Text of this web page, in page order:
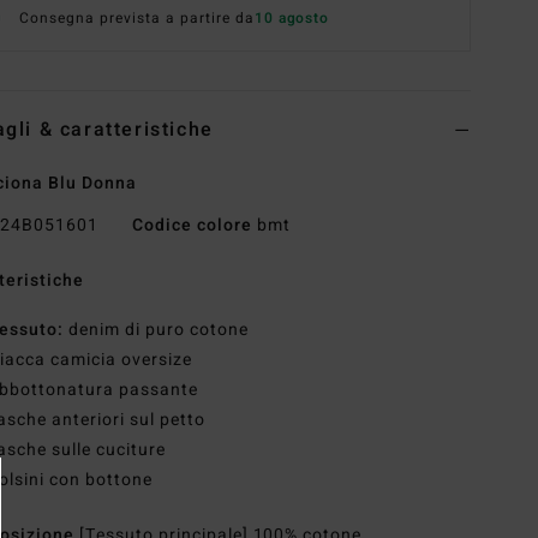
Consegna prevista a partire da10 agosto
& caratteristiche
Blu Donna
24B051601 Codice colore bmt
denim di puro cotone
camicia oversize
passante
anteriori sul petto
sulle cuciture
Polsini con bottone